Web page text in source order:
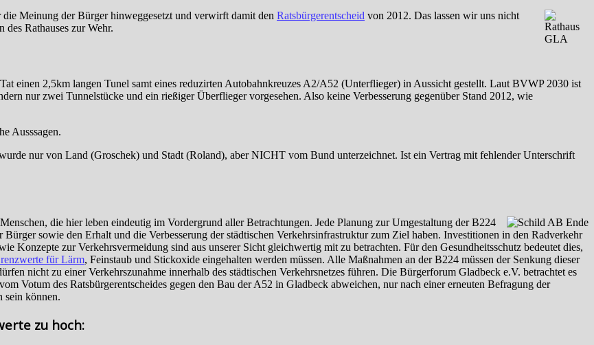
die Meinung der Bürger hinweggesetzt und verwirft damit den Ratsbürgerentscheid von 2012. Das lassen wir uns nicht
des Rathauses zur Wehr.
einen 2,5km langen Tunel samt eines reduzirten Autobahnkreuzes A2/A52 (Unterflieger) in Aussicht gestellt. Laut BVWP 2030 ist
nur zwei Tunnelstücke und ein rießiger Überflieger vorgesehen. Also keine Verbesserung gegenüber Stand 2012, wie
Ausssagen.
nur von Land (Groschek) und Stadt (Roland), aber NICHT vom Bund unterzeichnet. Ist ein Vertrag mit fehlender Unterschrift
die hier leben eindeutig im Vordergrund aller Betrachtungen. Jede Planung zur Umgestaltung der B224
Bürger sowie den Erhalt und die Verbesserung der städtischen Verkehrsinfrastruktur zum Ziel haben. Investitionen in den Radverkehr
Konzepte zur Verkehrsvermeidung sind aus unserer Sicht gleichwertig mit zu betrachten. Für den Gesundheitsschutz bedeutet dies,
für Lärm, Feinstaub und Stickoxide eingehalten werden müssen. Alle Maßnahmen an der B224 müssen der Senkung dieser
nicht zu einer Verkehrszunahme innerhalb des städtischen Verkehrsnetzes führen. Die Bürgerforum Gladbeck e.V. betrachtet es
Votum des Ratsbürgerentscheides gegen den Bau der A52 in Gladbeck abweichen, nur nach einer erneuten Befragung der
sein können.
zu hoch: